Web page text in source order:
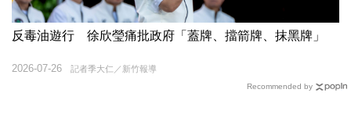
反毒油遊行 徐欣瑩痛批政府「蓋牌、擋箭牌、抹黑牌」
記者季大仁／新竹報導
2026-07-26
Recommended by